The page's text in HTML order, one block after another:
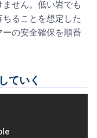
せん。低い岩でも
ることを想定した
の安全確保を順番
ていく